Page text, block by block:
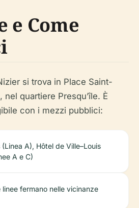
e Come
si trova in Place Saint-
quartiere Presqu’île. È
con i mezzi pubblici:
A), Hôtel de Ville–Louis
A e C)
linee fermano nelle vicinanze